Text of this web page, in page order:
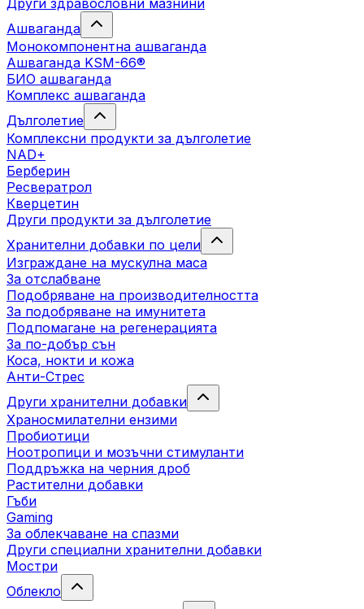
Други здравословни мазнини
Ашваганда
Монокомпонентна ашваганда
Ашваганда KSM-66®
БИО ашваганда
Комплекс ашваганда
Дълголетие
Комплексни продукти за дълголетие
NAD+
Берберин
Ресвератрол
Кверцетин
Други продукти за дълголетие
Хранителни добавки по цели
Изграждане на мускулна маса
За отслабване
Подобряване на производителността
За подобряване на имунитета
Подпомагане на регенерацията
За по-добър сън
Коса, нокти и кожа
Анти-Стрес
Други хранителни добавки
Храносмилателни ензими
Пробиотици
Ноотропици и мозъчни стимуланти
Поддръжка на черния дроб
Растителни добавки
Гъби
Gaming
За облекчаване на спазми
Други специални хранителни добавки
Мостри
Облекло